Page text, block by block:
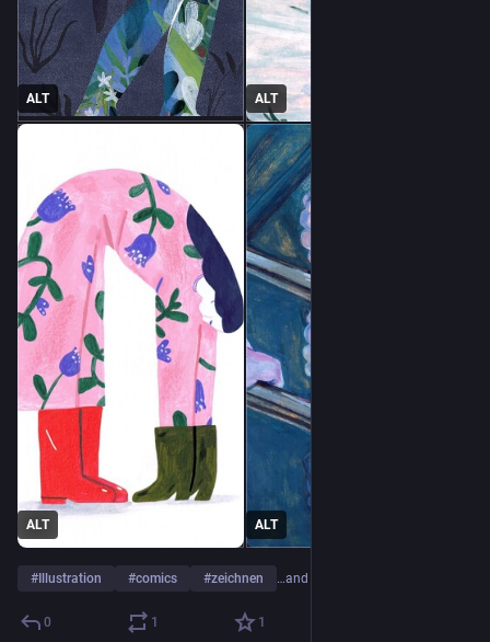
ALT ALT
ALT ALT
#Illustration #comics #zeichnen …and 3 more
0 1 1